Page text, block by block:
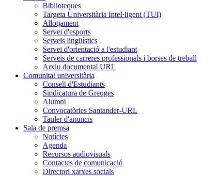
Biblioteques
Targeta Universitària Intel·ligent (TUI)
Allotjament
Servei d'esports
Serveis lingüístics
Servei d'orientació a l'estudiant
Serveis de carreres professionals i borses de treball
Arxiu documental URL
Comunitat universitària
Consell d'Estudiants
Sindicatura de Greuges
Alumni
Convocatòries Santander-URL
Tauler d'anuncis
Sala de premsa
Notícies
Agenda
Recursos audiovisuals
Contactes de comunicació
Directori xarxes socials